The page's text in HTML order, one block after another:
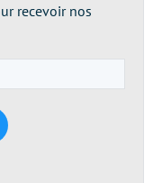
recevoir nos